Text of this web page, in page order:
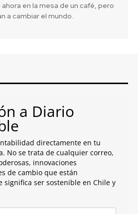
en la mesa de un café, pero
a cambiar el mundo.
a Diario
directamente en tu
No se trata de cualquier correo,
innovaciones
de cambio que están
significa ser sostenible en Chile y